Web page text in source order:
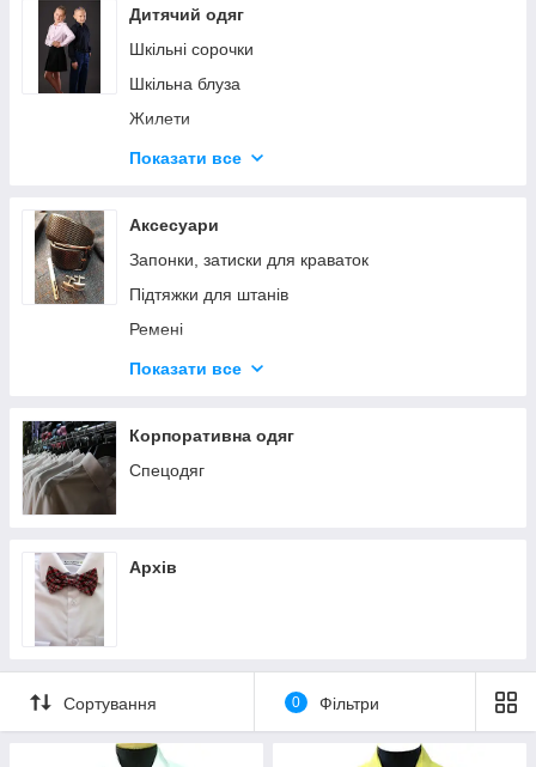
Пиджаки
Верхня одяг жіночий, куртки, пальто, жилети
Поло
Дитячий одяг
Шкільні сорочки
Шкільна блуза
Жилети
Дитячий трикотаж
Показати все
Аксесуари
Запонки, затиски для краваток
Підтяжки для штанів
Ремені
Краватки
Краватки шовк
Показати все
Корпоративна одяг
Спецодяг
Архів
Сортування 0 Фільтри